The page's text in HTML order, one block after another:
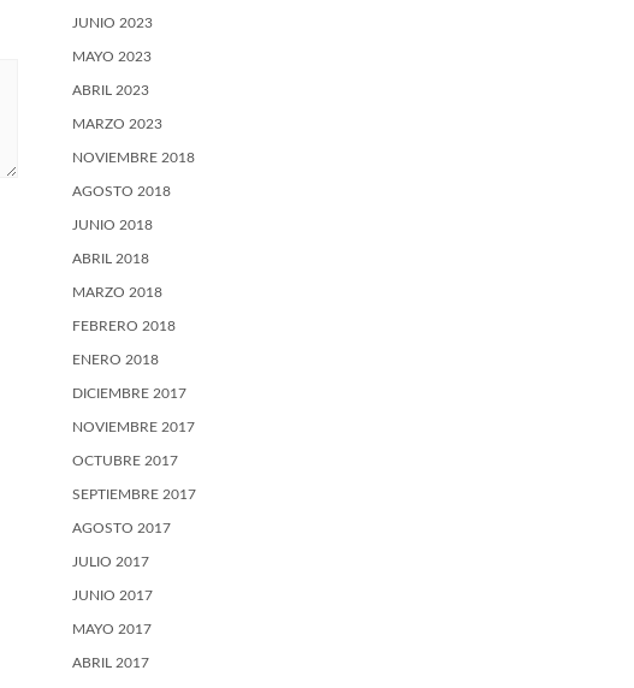
JUNIO 2023
MAYO 2023
ABRIL 2023
MARZO 2023
NOVIEMBRE 2018
AGOSTO 2018
JUNIO 2018
ABRIL 2018
MARZO 2018
FEBRERO 2018
ENERO 2018
DICIEMBRE 2017
NOVIEMBRE 2017
OCTUBRE 2017
SEPTIEMBRE 2017
AGOSTO 2017
JULIO 2017
JUNIO 2017
MAYO 2017
ABRIL 2017